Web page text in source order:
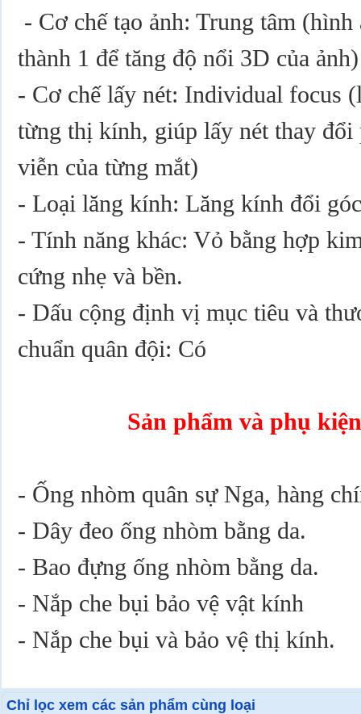
- Cơ chế tạo ảnh: Trung tâm (hình
thành 1 để tăng độ nổi 3D của ảnh)
- Cơ chế lấy nét: Individual focus
từng thị kính, giúp lấy nét thay
viễn của từng mắt)
- Loại lăng kính: Lăng kính đổi
- Tính năng khác: Vỏ bằng hợp
cứng nhẹ và bền.
- Dấu cộng định vị mục tiêu và
chuẩn quân đội: Có
Sản phẩm và phụ
- Ống nhòm quân sự Nga, hàng
- Dây đeo ống nhòm bằng da.
- Bao đựng ống nhòm bằng da.
- Nắp che bụi bảo vệ vật kính
- Nắp che bụi và bảo vệ thị kính.
Chỉ lọc xem các sản phẩm cùng loại